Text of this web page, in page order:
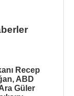
Recep
ABD
Güler